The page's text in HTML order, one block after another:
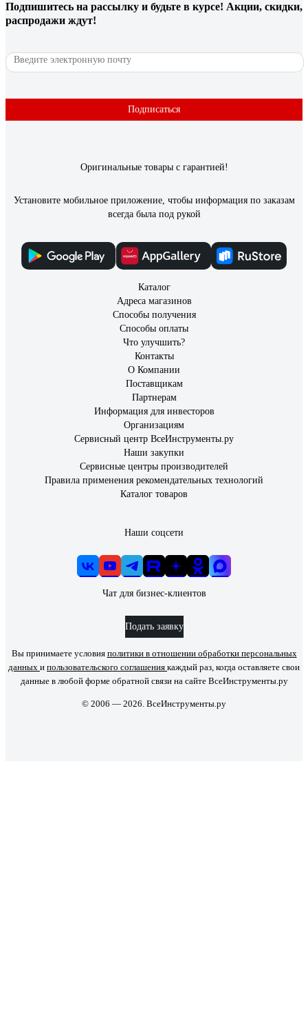
светильнике нет.
6 отзывов
Отзыв о светильнике Elektrostandard 2194
Подпишитесь на рассылку и будьте в курсе! Акции, скидки,
распродажи ждут!
Подписаться
Оригинальные товары с гарантией!
Установите мобильное приложение, чтобы информация по заказам
всегда была под рукой
Каталог
Адреса магазинов
Способы получения
Способы оплаты
Что улучшить?
Контакты
О Компании
Поставщикам
Партнерам
Информация для инвесторов
Организациям
Сервисный центр ВсеИнструменты.ру
Наши закупки
Сервисные центры производителей
Правила применения рекомендательных технологий
Каталог товаров
Наши соцсети
Чат для бизнес-клиентов
Подать заявку
Вы принимаете условия политики в отношении обработки персональных
данных и пользовательского соглашения каждый раз, когда оставляете свои
данные в любой форме обратной связи на сайте ВсеИнструменты.ру
© 2006 — 2026. ВсеИнструменты.ру